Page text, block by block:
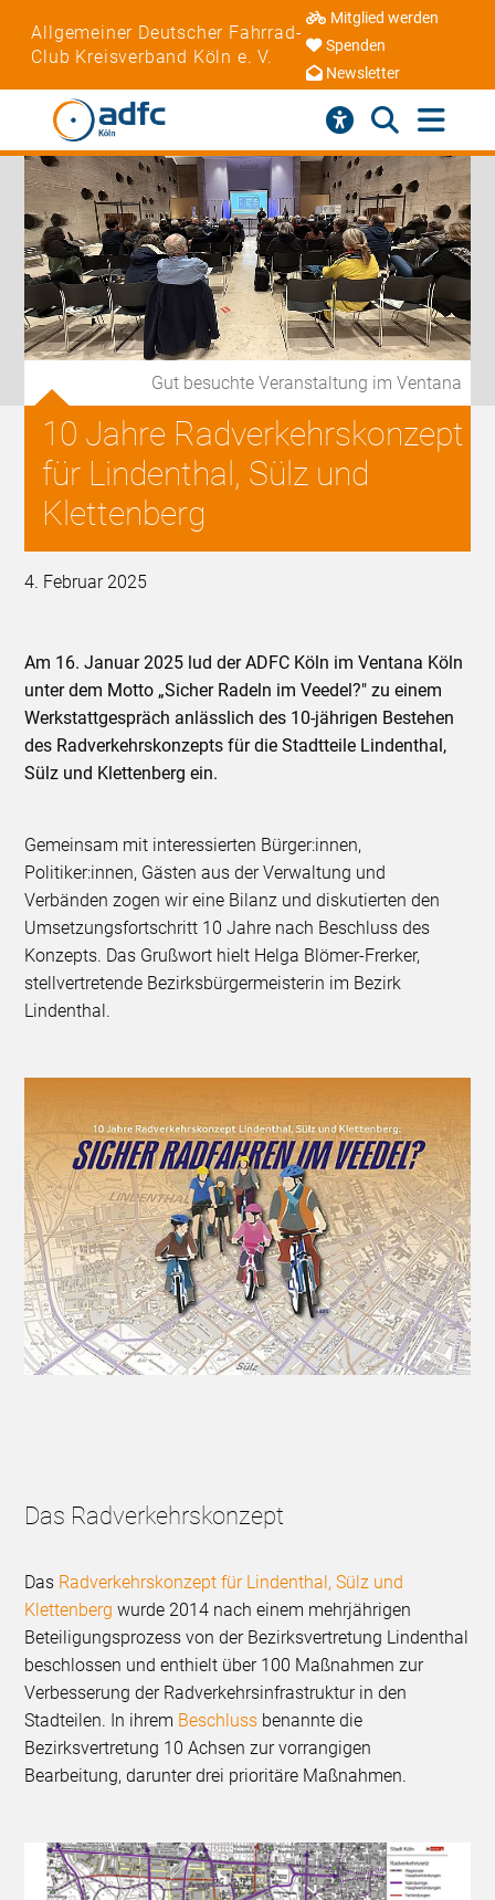
Allgemeiner Deutscher Fahrrad-
Club Kreisverband Köln e. V.
Mitglied werden
Spenden
Newsletter
Gut besuchte Veranstaltung im Ventana
10 Jahre Radverkehrskonzept
für Lindenthal, Sülz und
Klettenberg
4. Februar 2025
Am 16. Januar 2025 lud der ADFC Köln im Ventana Köln
unter dem Motto „Sicher Radeln im Veedel?" zu einem
Werkstattgespräch anlässlich des 10-jährigen Bestehen
des Radverkehrskonzepts für die Stadtteile Lindenthal,
Sülz und Klettenberg ein.
Gemeinsam mit interessierten Bürger:innen,
Politiker:innen, Gästen aus der Verwaltung und
Verbänden zogen wir eine Bilanz und diskutierten den
Umsetzungsfortschritt 10 Jahre nach Beschluss des
Konzepts. Das Grußwort hielt Helga Blömer-Frerker,
stellvertretende Bezirksbürgermeisterin im Bezirk
Lindenthal.
Das Radverkehrskonzept
Das Radverkehrskonzept für Lindenthal, Sülz und
Klettenberg wurde 2014 nach einem mehrjährigen
Beteiligungsprozess von der Bezirksvertretung Lindenthal
beschlossen und enthielt über 100 Maßnahmen zur
Verbesserung der Radverkehrsinfrastruktur in den
Stadteilen. In ihrem Beschluss benannte die
Bezirksvertretung 10 Achsen zur vorrangigen
Bearbeitung, darunter drei prioritäre Maßnahmen.